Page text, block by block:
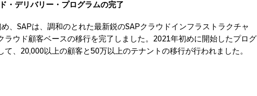
・デリバリー・プログラムの完了
、SAPは、調和のとれた最新鋭のSAPクラウドインフラストラクチャ
ラウド顧客ベースの移行を完了しました。2021年初めに開始したプログ
て、20,000以上の顧客と50万以上のテナントの移行が行われました。